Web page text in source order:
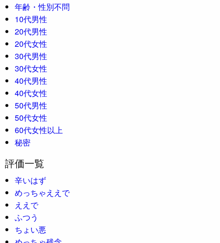
年齢・性別不問
10代男性
20代男性
20代女性
30代男性
30代女性
40代男性
40代女性
50代男性
50代女性
60代女性以上
秘密
評価一覧
辛いはず
めっちゃええで
ええで
ふつう
ちょい悪